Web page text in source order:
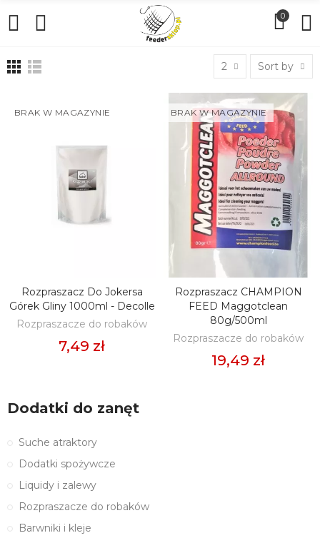
0
2 Sort by
BRAK W MAGAZYNIE
ZOBACZ
Rozpraszacz Do Jokersa
Górek Gliny 1000ml - Decolle
Rozpraszacze do robaków
7,49 zł
BRAK W MAGAZYNIE
ZOBACZ
Rozpraszacz CHAMPION
FEED Maggotclean
80g/500ml
Rozpraszacze do robaków
19,49 zł
Dodatki do zanęt
Suche atraktory
Dodatki spożywcze
Liquidy i zalewy
Rozpraszacze do robaków
Barwniki i kleje